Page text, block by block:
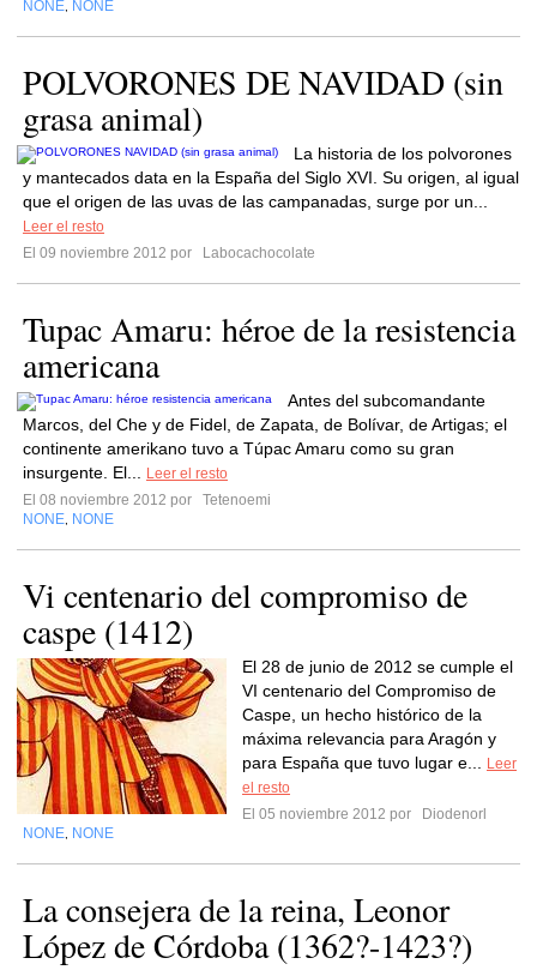
NONE NONE
POLVORONES DE NAVIDAD (sin
grasa animal)
La historia de los polvorones
y mantecados data en la España del Siglo XVI. Su origen, al igual
que el origen de las uvas de las campanadas, surge por un...
Leer el resto
El 09 noviembre 2012 por
Labocachocolate
Tupac Amaru: héroe de la resistencia
americana
Antes del subcomandante
Marcos, del Che y de Fidel, de Zapata, de Bolívar, de Artigas; el
continente amerikano tuvo a Túpac Amaru como su gran
insurgente. El...
Leer el resto
El 08 noviembre 2012 por
Tetenoemi
NONE NONE
Vi centenario del compromiso de
caspe (1412)
El 28 de junio de 2012 se cumple el
VI centenario del Compromiso de
Caspe, un hecho histórico de la
máxima relevancia para Aragón y
para España que tuvo lugar e...
Leer
el resto
El 05 noviembre 2012 por
Diodenorl
NONE NONE
La consejera de la reina, Leonor
López de Córdoba (1362?-1423?)